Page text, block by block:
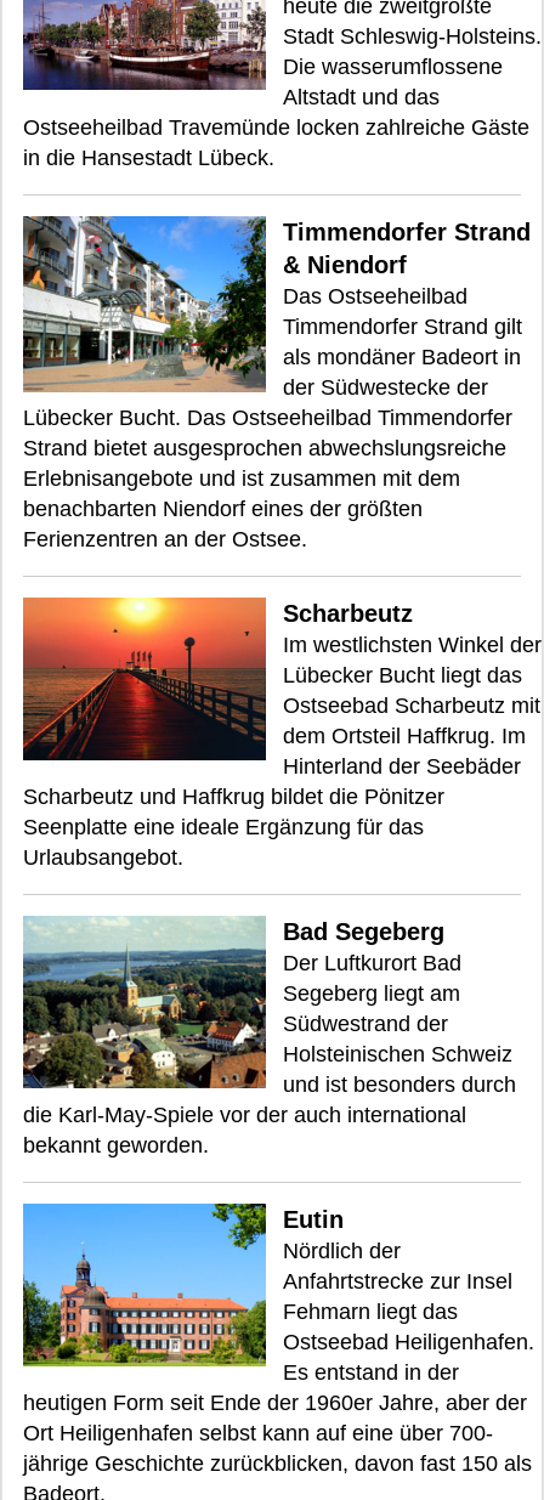
heute die zweitgrößte
Stadt Schleswig-Holsteins.
Die wasserumflossene
Altstadt und das
Ostseeheilbad Travemünde locken zahlreiche Gäste
in die Hansestadt Lübeck.
Timmendorfer Strand
& Niendorf
Das Ostseeheilbad
Timmendorfer Strand gilt
als mondäner Badeort in
der Südwestecke der
Lübecker Bucht. Das Ostseeheilbad Timmendorfer
Strand bietet ausgesprochen abwechslungsreiche
Erlebnisangebote und ist zusammen mit dem
benachbarten Niendorf eines der größten
Ferienzentren an der Ostsee.
Scharbeutz
Im westlichsten Winkel der
Lübecker Bucht liegt das
Ostseebad Scharbeutz mit
dem Ortsteil Haffkrug. Im
Hinterland der Seebäder
Scharbeutz und Haffkrug bildet die Pönitzer
Seenplatte eine ideale Ergänzung für das
Urlaubsangebot.
Bad Segeberg
Der Luftkurort Bad
Segeberg liegt am
Südwestrand der
Holsteinischen Schweiz
und ist besonders durch
die Karl-May-Spiele vor der auch international
bekannt geworden.
Eutin
Nördlich der
Anfahrtstrecke zur Insel
Fehmarn liegt das
Ostseebad Heiligenhafen.
Es entstand in der
heutigen Form seit Ende der 1960er Jahre, aber der
Ort Heiligenhafen selbst kann auf eine über 700-
jährige Geschichte zurückblicken, davon fast 150 als
Badeort.